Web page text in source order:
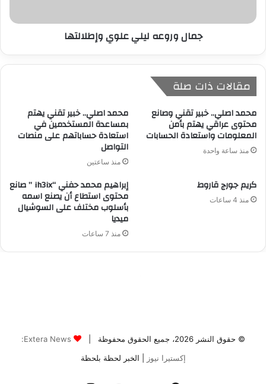
© حقوق النشر 2026، جميع الحقوق محفوظة |
Extera News:
إكستيرا نيوز
| الخبر لحظة بلحظة